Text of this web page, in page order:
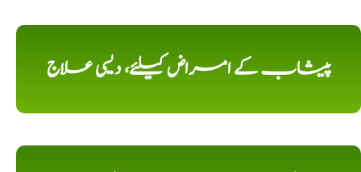
پیشاب کے امراض کیلئے، دیسی علاج